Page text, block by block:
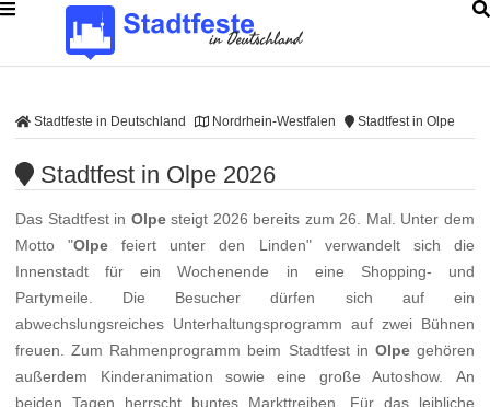
Stadtfeste in Deutschland Nordrhein-Westfalen Stadtfest in Olpe
Stadtfest in Olpe 2026
Das Stadtfest in Olpesteigt 2026 bereits zum 26. Mal. Unter dem
Motto "Olpe feiert unter den Linden" verwandelt sich die
Innenstadt für ein Wochenende in eine Shopping- und
Partymeile. Die Besucher dürfen sich auf ein
abwechslungsreiches Unterhaltungsprogramm auf zwei Bühnen
freuen. Zum Rahmenprogramm beim Stadtfest in Olpegehören
außerdem Kinderanimation sowie eine große Autoshow. An
beiden Tagen herrscht buntes Markttreiben. Für das leibliche